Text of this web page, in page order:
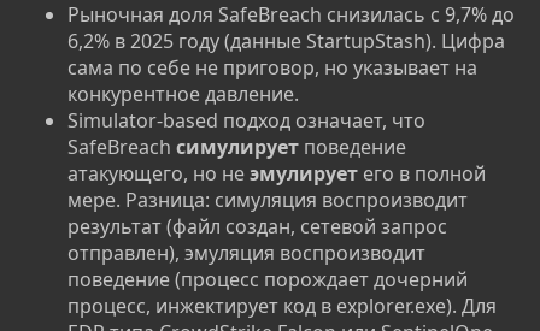
Рыночная доля SafeBreach снизилась с 9,7% до
6,2% в 2025 году (данные StartupStash). Цифра
сама по себе не приговор, но указывает на
конкурентное давление.
Simulator-based подход означает, что
SafeBreach симулирует поведение
атакующего, но неэмулирует его в полной
мере. Разница: симуляция воспроизводит
результат (файл создан, сетевой запрос
отправлен), эмуляция воспроизводит
поведение (процесс порождает дочерний
процесс, инжектирует код в explorer.exe). Для